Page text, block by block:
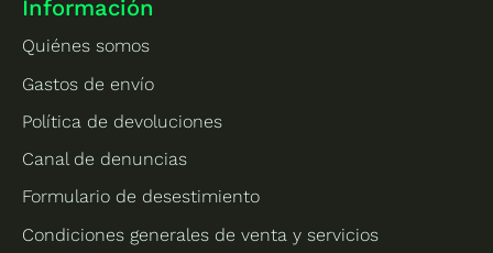
Información
Quiénes somos
Gastos de envío
Política de devoluciones
Canal de denuncias
Formulario de desestimiento
Condiciones generales de venta y servicios